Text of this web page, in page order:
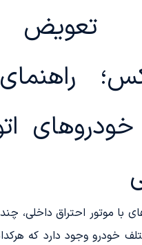
تعویض
خودروهای
با موتور احتراق داخلی،
خودرو وجود دارد که